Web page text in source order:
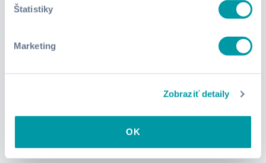
Štatistiky
Marketing
Zobraziť detaily
OK
Francúzština pre začiatočníkov
Zobraziť kurz